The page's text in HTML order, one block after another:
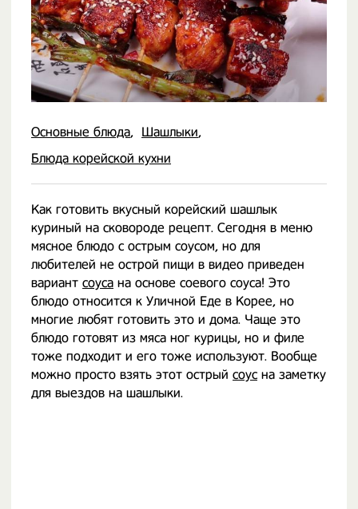
Основные блюда
Шашлыки
Блюда корейской кухни
Как готовить вкусный корейский шашлык
куриный на сковороде рецепт. Сегодня в меню
мясное блюдо с острым соусом, но для
любителей не острой пищи в видео приведен
вариант соуса на основе соевого соуса! Это
блюдо относится к Уличной Еде в Корее, но
многие любят готовить это и дома. Чаще это
блюдо готовят из мяса ног курицы, но и филе
тоже подходит и его тоже используют. Вообще
можно просто взять этот острый соус на заметку
для выездов на шашлыки.